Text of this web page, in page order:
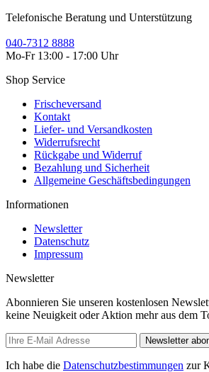
Telefonische Beratung und Unterstützung
040-7312 8888
Mo-Fr 13:00 - 17:00 Uhr
Shop Service
Frischeversand
Kontakt
Liefer- und Versandkosten
Widerrufsrecht
Rückgabe und Widerruf
Bezahlung und Sicherheit
Allgemeine Geschäftsbedingungen
Informationen
Newsletter
Datenschutz
Impressum
Newsletter
Abonnieren Sie unseren kostenlosen
keine Neuigkeit oder Aktion mehr aus dem
Newsletter
Ich habe die Datenschutzbestimmungen zur